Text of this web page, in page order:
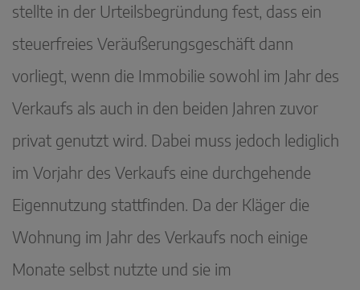
stellte in der Urteilsbegründung fest, dass ein
steuerfreies Veräußerungsgeschäft dann
vorliegt, wenn die Immobilie sowohl im Jahr des
Verkaufs als auch in den beiden Jahren zuvor
privat genutzt wird. Dabei muss jedoch lediglich
im Vorjahr des Verkaufs eine durchgehende
Eigennutzung stattfinden. Da der Kläger die
Wohnung im Jahr des Verkaufs noch einige
Monate selbst nutzte und sie im